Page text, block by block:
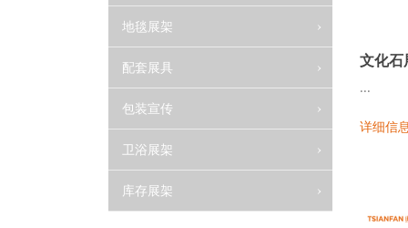
地毯展架
配套展具
包装宣传
卫浴展架
库存展架
文化石
...
详细信